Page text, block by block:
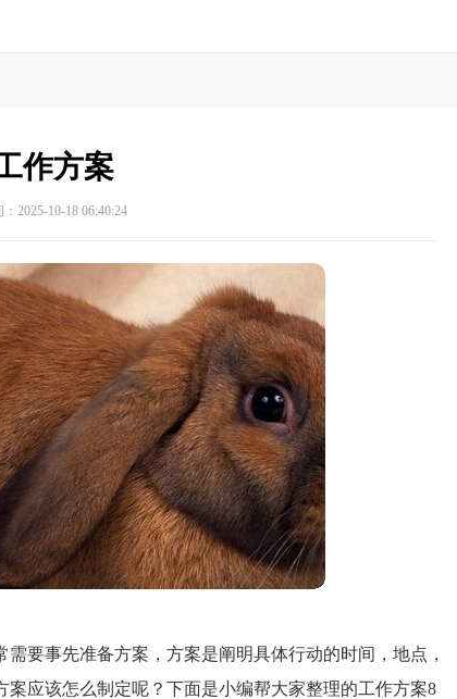
作方案
：2025-10-18 06:40:24
要事先准备方案，方案是阐明具体行动的时间，地点，
应该怎么制定呢？下面是小编帮大家整理的工作方案8